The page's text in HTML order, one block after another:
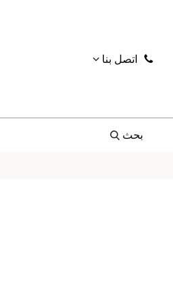
اتصل بنا
بحث